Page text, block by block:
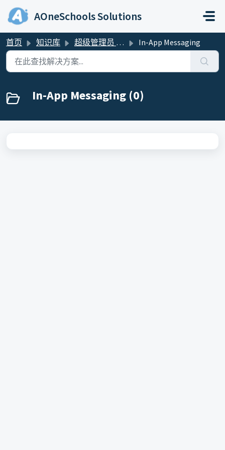
跳过至主要内容
AOneSchools Solutions
首页 知识库 超级管理员 & 管理员 In-App Messaging
In-App Messaging (0)